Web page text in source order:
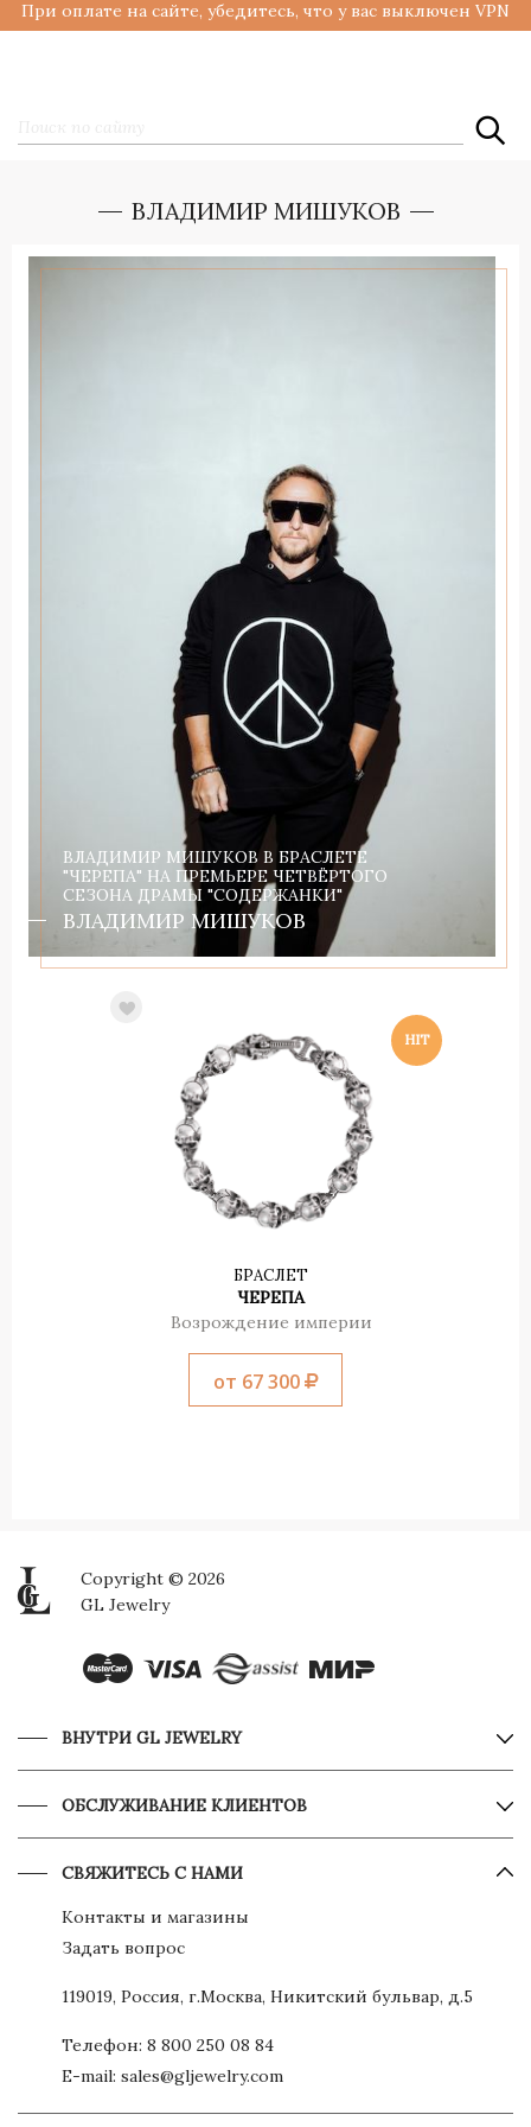
При оплате на сайте, убедитесь, что у вас выключен VPN
ВЛАДИМИР МИШУКОВ
ВЛАДИМИР МИШУКОВ В БРАСЛЕТЕ
"ЧЕРЕПА" НА ПРЕМЬЕРЕ ЧЕТВЁРТОГО
СЕЗОНА ДРАМЫ "СОДЕРЖАНКИ"
ВЛАДИМИР МИШУКОВ
БРАСЛЕТ
ЧЕРЕПА
Возрождение империи
от 67 300
Copyright © 2026
GL Jewelry
ВНУТРИ GL JEWELRY
ОБСЛУЖИВАНИЕ КЛИЕНТОВ
СВЯЖИТЕСЬ С НАМИ
Контакты и магазины
Задать вопрос
119019, Россия, г.Москва, Никитский бульвар, д.5
Телефон: 8 800 250 08 84
E-mail: sales@gljewelry.com